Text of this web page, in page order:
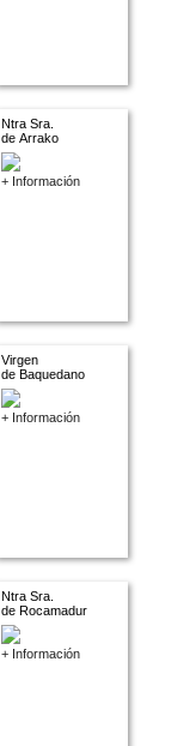
Ntra Sra.
de Arrako
+ Información
Virgen
de Baquedano
+ Información
Ntra Sra.
de Rocamadur
+ Información